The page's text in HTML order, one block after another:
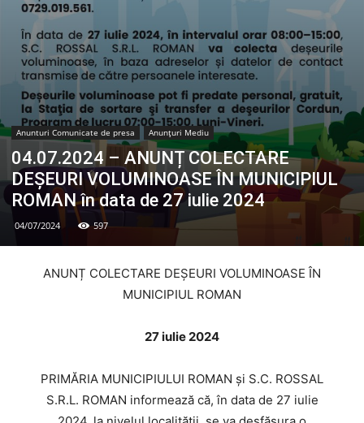
Anunturi Comunicate de presa Anunțuri Mediu
04.07.2024 – ANUNȚ COLECTARE
DEȘEURI VOLUMINOASE ÎN MUNICIPIUL
ROMAN în data de 27 iulie 2024
04/07/2024 597
ANUNȚ COLECTARE DEȘEURI VOLUMINOASE ÎN
MUNICIPIUL ROMAN
27 iulie 2024
PRIMĂRIA MUNICIPIULUI ROMAN și S.C. ROSSAL
S.R.L. ROMAN informează că, în data de 27 iulie